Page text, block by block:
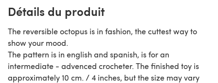
Détails du produit
The reversible octopus is in fashion, the cuttest way to
show your mood.
The pattern is in english and spanish, is for an
intermediate - advenced crocheter. The finished toy is
approximately 10 cm. / 4 inches, but the size may vary